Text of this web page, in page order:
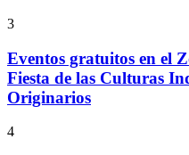
3
Eventos gratuitos en el
Fiesta de las Culturas
Originarios
4